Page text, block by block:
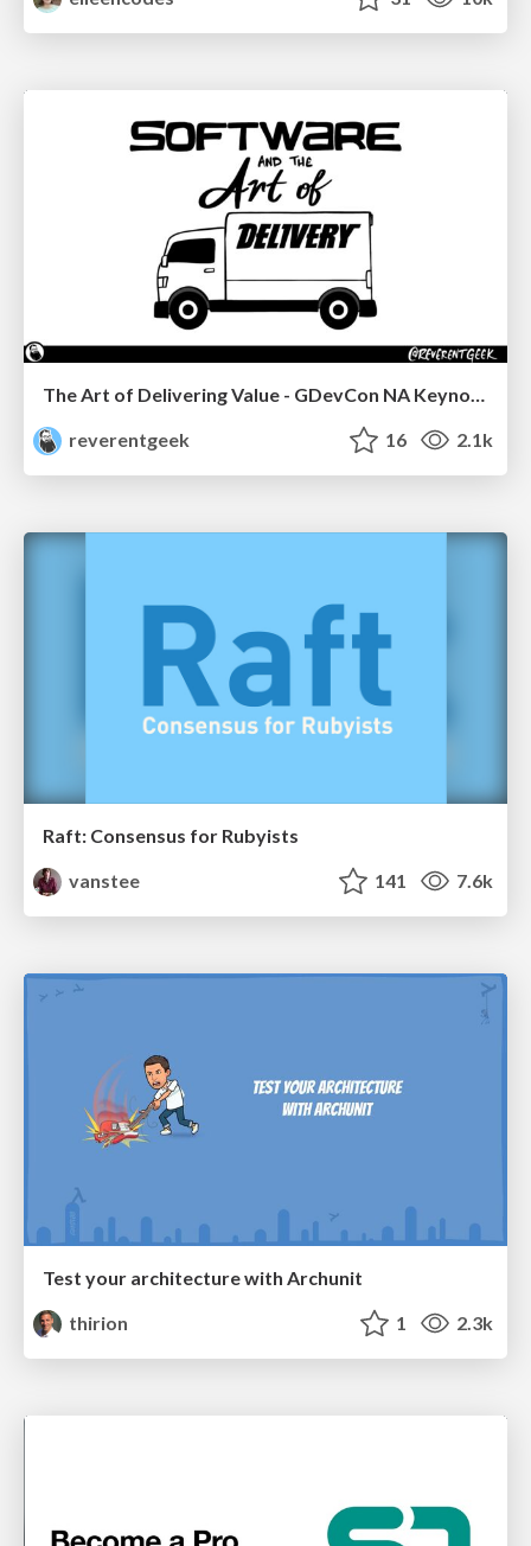
The Art of Delivering Value - GDevCon NA Keynote
reverentgeek
16 2.1k
Raft: Consensus for Rubyists
vanstee
141 7.6k
Test your architecture with Archunit
thirion
1 2.3k